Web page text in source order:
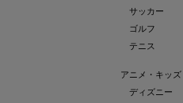
サッカー
ゴルフ
テニス
アニメ・キッズ
ディズニー